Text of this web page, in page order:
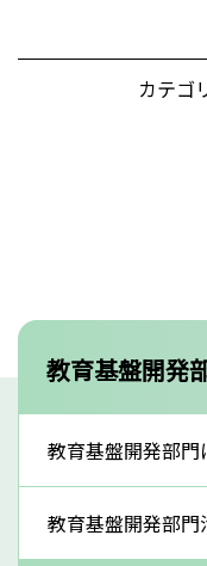
カテゴ
教育基盤開発
教育基盤開発部門
教育基盤開発部